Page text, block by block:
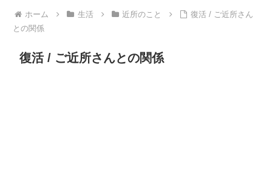
ホーム 生活 近所のこと
復活 / ご近所さん
との関係
復活 / ご近所さんとの関係